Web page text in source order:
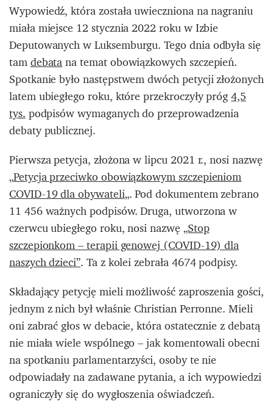
Wypowiedź, która została uwieczniona na nagraniu
miała miejsce 12 stycznia 2022 roku w Izbie
Deputowanych w Luksemburgu. Tego dnia odbyła się
tamdebatana temat obowiązkowych szczepień.
Spotkanie było następstwem dwóch petycji złożonych
latem ubiegłego roku, które przekroczyły próg4,5
tys.podpisów wymaganych do przeprowadzenia
debaty publicznej.
Pierwsza petycja, złożona w lipcu 2021 r., nosi nazwę
„Petycja przeciwko obowiązkowym szczepieniom
COVID-19 dla obywateli„. Pod dokumentem zebrano
11 456 ważnych podpisów. Druga, utworzona w
czerwcu ubiegłego roku, nosi nazwę„Stop
szczepionkom – terapii genowej (COVID-19) dla
naszych dzieci”. Ta z kolei zebrała 4674 podpisy.
Składający petycję mieli możliwość zaproszenia gości,
jednym z nich był właśnie Christian Perronne. Mieli
oni zabrać głos w debacie, która ostatecznie z debatą
nie miała wiele wspólnego – jak komentowali obecni
na spotkaniu parlamentarzyści, osoby te nie
odpowiadały na zadawane pytania, a ich wypowiedzi
ograniczyły się do wygłoszenia oświadczeń.